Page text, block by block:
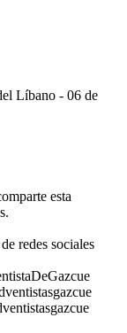
Líbano - 06 de
esta
redes sociales